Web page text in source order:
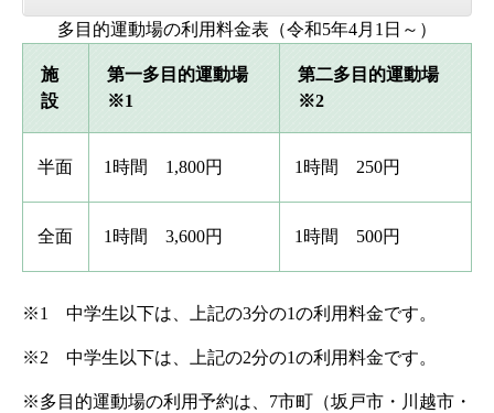
多目的運動場の利用料金表（令和5年4月1日～）
施
設
第一多目的運動場
※1
第二多目的運動場
※2
半面 1時間 1,800円 1時間 250円
全面 1時間 3,600円 1時間 500円
※1 中学生以下は、上記の3分の1の利用料金です。
※2 中学生以下は、上記の2分の1の利用料金です。
※多目的運動場の利用予約は、7市町（坂戸市・川越市・